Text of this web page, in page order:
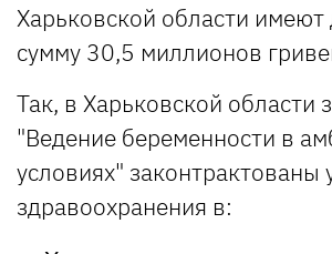
Харьковской области
сумму 30,5 миллионов
Так, в Харьковской области
"Ведение беременности в
условиях" законтрактованы
здравоохранения в: